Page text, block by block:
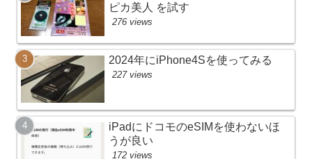
ピカ美人 を試す
276 views
2024年にiPhone4Sを使ってみる
227 views
iPadにドコモのeSIMを使わないほ
うが良い
172 views